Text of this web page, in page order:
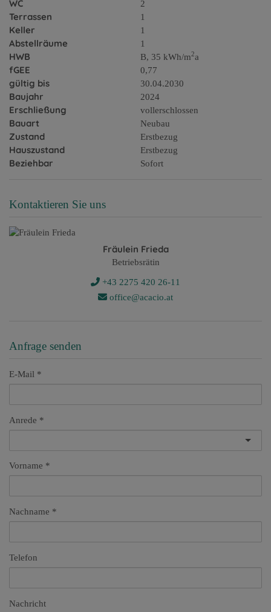
WC 2
Terrassen 1
Keller 1
Abstellräume 1
HWB B, 35 kWh/m2a
fGEE 0,77
gültig bis 30.04.2030
Baujahr 2024
Erschließung vollerschlossen
Bauart Neubau
Zustand Erstbezug
Hauszustand Erstbezug
Beziehbar Sofort
Kontaktieren Sie uns
Fräulein Frieda
Betriebsrätin
+43 2275 420 26-11
office@acacio.at
Anfrage senden
E-Mail
Anrede
Vorname
Nachname
Telefon
Nachricht